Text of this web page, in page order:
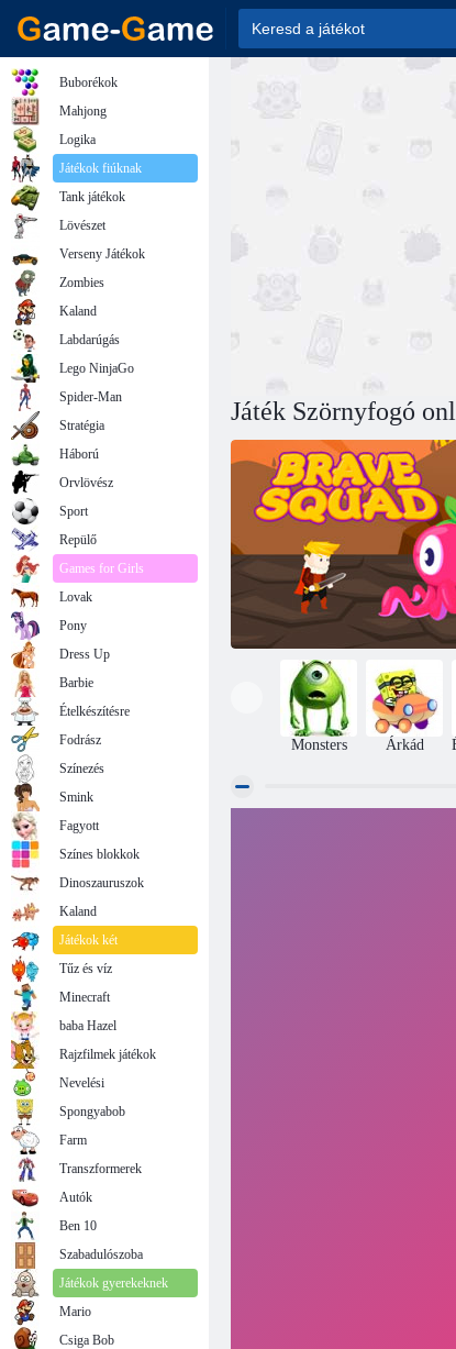
Játék Szörnyfogó
Monsters Árkád
Buborékok
Mahjong
Logika
Játékok fiúknak
Tank játékok
Lövészet
Verseny Játékok
Zombies
Kaland
Labdarúgás
Lego NinjaGo
Spider-Man
Stratégia
Háború
Orvlövész
Sport
Repülő
Games for Girls
Lovak
Pony
Dress Up
Barbie
Ételkészítésre
Fodrász
Színezés
Smink
Fagyott
Színes blokkok
Dinoszauruszok
Kaland
Játékok két
Tűz és víz
Minecraft
baba Hazel
Rajzfilmek játékok
Nevelési
Spongyabob
Farm
Transzformerek
Autók
Ben 10
Szabadulószoba
Játékok gyerekeknek
Mario
Csiga Bob